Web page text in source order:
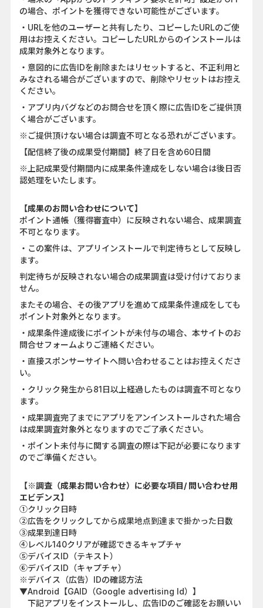
の場合、ポイントを獲得できない可能性がございます。
・URLを他のユーザーと共有したり、コピーしたURLのご使
用はお控えください。コピーしたURLからのインストールは
成果対象外となります。
・意図的に広告IDを削除またはリセットすると、不正利用と
みなされる場合がございますので、削除やリセットはお控え
ください。
・アプリ内バグなどのお問合せを頂く際に広告IDをご提供頂
く場合がございます。
※ご提供頂けない場合は調査不可となる恐れがございます。
【配信終了後の成果受付期間】終了日を含め60日間
※上記成果受付期間内に成果条件達成をしない場合は後日否
認処理をいたします。
【成果のお問い合わせについて】
ポイント通帳（獲得審査中）に反映されない場合、成果調査
不可となります。
・この案件は、アプリインストールで判定待ちとして反映し
ます。
判定待ちが反映されない場合の成果調査は受け付けておりま
せん。
またその場合、その後アプリを進めて成果条件達成をしても
ポイント対象外となります。
・成果条件達成後にポイントが未付与の場合、本サイトのお
問合せフォームよりご連絡ください。
・直接スポンサーサイトへ問い合わせることはお控えくださ
い。
・クリック発生から81日以上経過したものは調査不可となり
ます。
・成果調査完了までにアプリをアンインストールされた場合
は成果調査対象外となりますのでご了承ください。
・ポイント未付与に関する調査の際は下記が必要になります
のでご準備ください。
【※調査（成果お問い合わせ）に必要な項目/ 問い合わせ用
エビデンス】
①クリック日時
②広告をクリックしてから成果地点到達まで掛かった日数
③成果到達日時
④レベル140クリアが確認できるキャプチャ
⑤デバイスID（テキスト）
⑥デバイスID（キャプチャ）
※デバイス（広告）IDの確認方法
▼Android【GAID（Google advertising Id）】
下記アプリをインストールし、広告IDのご確認をお願いい